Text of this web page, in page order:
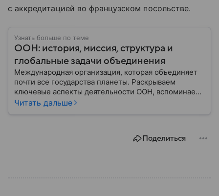
с аккредитацией во французском посольстве.
Узнать больше по теме
ООН: история, миссия, структура и
глобальные задачи объединения
Международная организация, которая объединяет
почти все государства планеты. Раскрываем
ключевые аспекты деятельности ООН, вспоминаем
историю ее становления и анализируем степень
Читать дальше
Поделиться